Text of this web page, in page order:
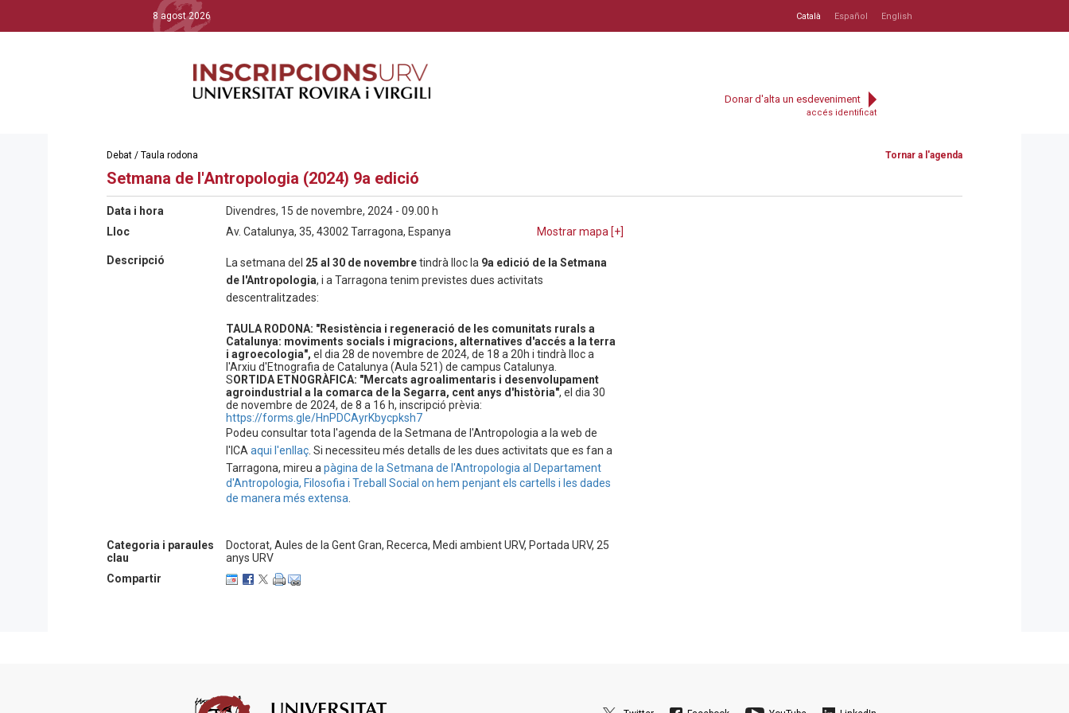
8 agost 2026 Català Español English
Donar d'alta un esdeveniment
accés identificat
Debat / Taula rodona Tornar a l'agenda
Setmana de l'Antropologia (2024) 9a edició
Data i hora
Divendres, 15 de novembre, 2024 - 09.00 h
Lloc
Av. Catalunya, 35, 43002 Tarragona, Espanya Mostrar mapa [+]
Descripció La setmana del 25 al 30 de novembretindrà lloc la 9a edició de la Setmana
de l'Antropologia, i a Tarragona tenim previstes dues activitats
descentralitzades:
TAULA RODONA: "Resistència i regeneració de les comunitats rurals a
Catalunya: moviments socials i migracions, alternatives d'accés a la terra
i agroecologia", el dia 28 de novembre de 2024, de 18 a 20h i tindrà lloc a
l'Arxiu d'Etnografia de Catalunya (Aula 521) de campus Catalunya.
SORTIDA ETNOGRÀFICA: "Mercats agroalimentaris i desenvolupament
agroindustrial a la comarca de la Segarra, cent anys d'història", el dia 30
de novembre de 2024, de 8 a 16 h, inscripció prèvia:
https://forms.gle/HnPDCAyrKbycpksh7
Podeu consultar tota l'agenda de la Setmana de l'Antropologia a la web de
l'ICA aqui l'enllaç . Si necessiteu més detalls de les dues activitats que es fan a
Tarragona, mireu a pàgina de la Setmana de l'Antropologia al Departament
d'Antropologia, Filosofia i Treball Social on hem penjant els cartells i les dades
de manera més extensa
Categoria i paraules
clau
Doctorat, Aules de la Gent Gran, Recerca, Medi ambient URV, Portada URV, 25
anys URV
Compartir